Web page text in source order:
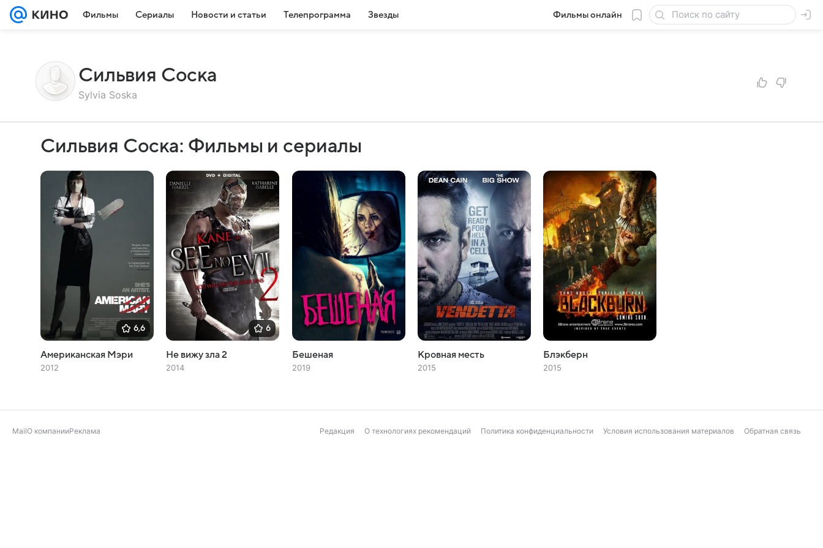
Фильмы Сериалы Новости и статьи Телепрограмма Звезды Фильмы онлайн
Сильвия Соска
Sylvia Soska
Сильвия Соска: Фильмы и сериалы
6,6
Американская Мэри
2012
6
Не вижу зла 2
2014
Бешеная
2019
Кровная месть
2015
Блэкберн
2015
MailО компанииРеклама Редакция О технологиях рекомендаций Политика конфиденциальности Условия использования материалов Обратная связь